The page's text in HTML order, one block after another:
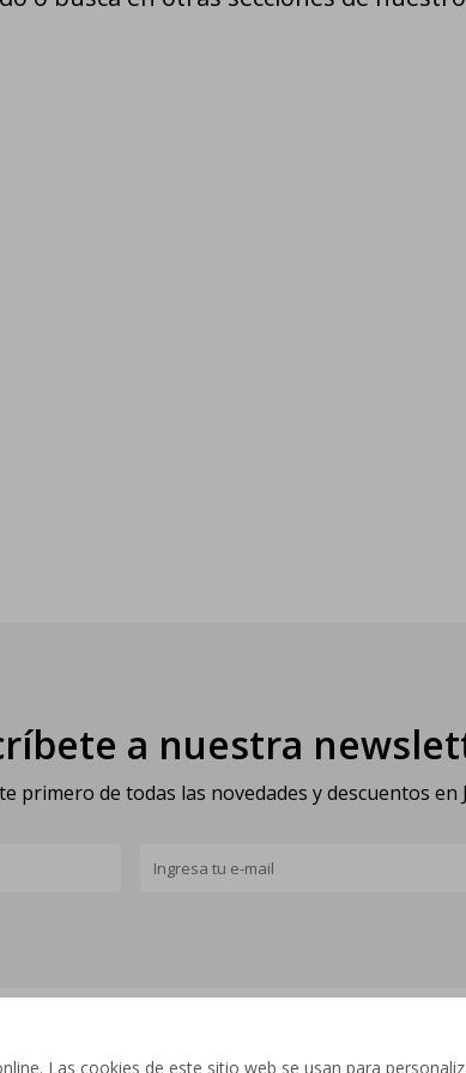
Las cookies de este sitio web se usan para
a nuestra
primero de todas las novedades y descuentos en